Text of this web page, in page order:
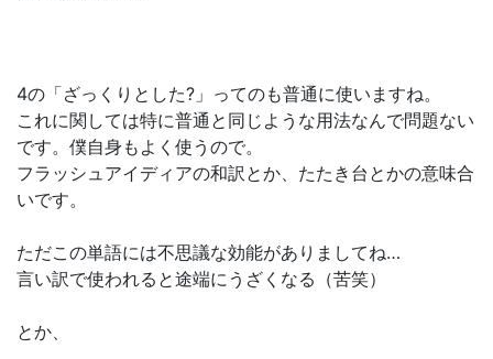
4の「ざっくりとした?」ってのも普通に使いますね。
これに関しては特に普通と同じような用法なんで問題ない
です。僕自身もよく使うので。
フラッシュアイディアの和訳とか、たたき台とかの意味合
いです。
ただこの単語には不思議な効能がありましてね…
言い訳で使われると途端にうざくなる（苦笑）
とか、